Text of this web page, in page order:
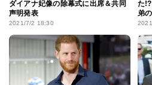
ダイアナ妃像の除幕式に出席＆共同
声明発表
2021/7/2 18:30
た
弟